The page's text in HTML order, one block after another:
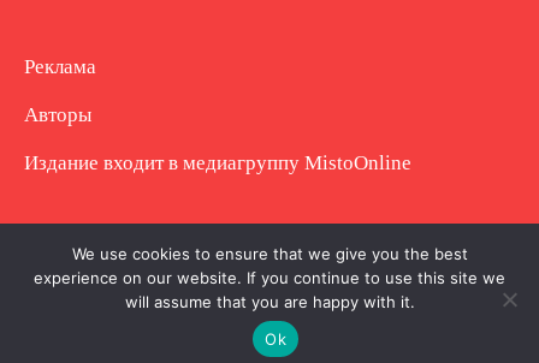
Реклама
Авторы
Издание входит в медиагруппу MistoOnline
Copyright © Полное использование материала
запрещено. Частично разрешено с гиперссылкой.
We use cookies to ensure that we give you the best
experience on our website. If you continue to use this site we
will assume that you are happy with it.
Ok